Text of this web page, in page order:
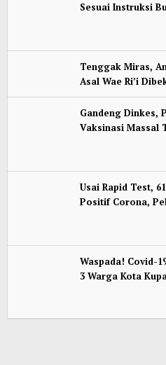
Sesuai Instruksi
Tenggak Miras,
Asal Wae Ri’i
Gandeng Dinkes,
Vaksinasi Massal
Usai Rapid Test,
Positif Corona,
Waspada! Covid-
3 Warga Kota